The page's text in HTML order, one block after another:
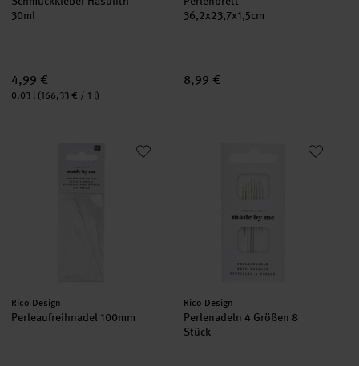
30ml
4,99 €
Inhalt:
0,03 l (166,33 € / 1 l)
36,2x23,7x1,5cm
8,99 €
Perleaufreihnadel 100mm
Hersteller:
Rico Design
Perleaufreihnadel 100mm
Perlenadeln 4 Größen 8 Stück
Hersteller:
Rico Design
Perlenadeln 4 Größen 8
Stück